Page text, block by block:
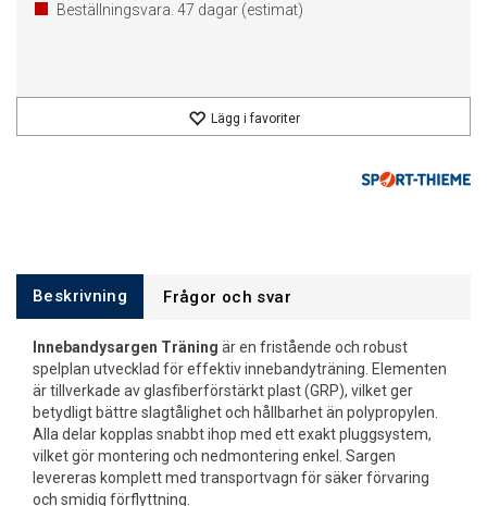
Beställningsvara. 47 dagar (estimat)
Lägg i favoriter
Beskrivning Frågor och svar
Innebandysargen Träning är en fristående och robust
spelplan utvecklad för effektiv innebandyträning. Elementen
är tillverkade av glasfiberförstärkt plast (GRP), vilket ger
betydligt bättre slagtålighet och hållbarhet än polypropylen.
Alla delar kopplas snabbt ihop med ett exakt pluggsystem,
vilket gör montering och nedmontering enkel. Sargen
levereras komplett med transportvagn för säker förvaring
och smidig förflyttning.